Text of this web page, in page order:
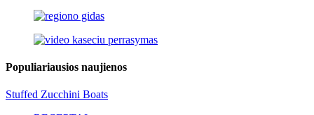
Populiariausios naujienos
Stuffed Zucchini Boats